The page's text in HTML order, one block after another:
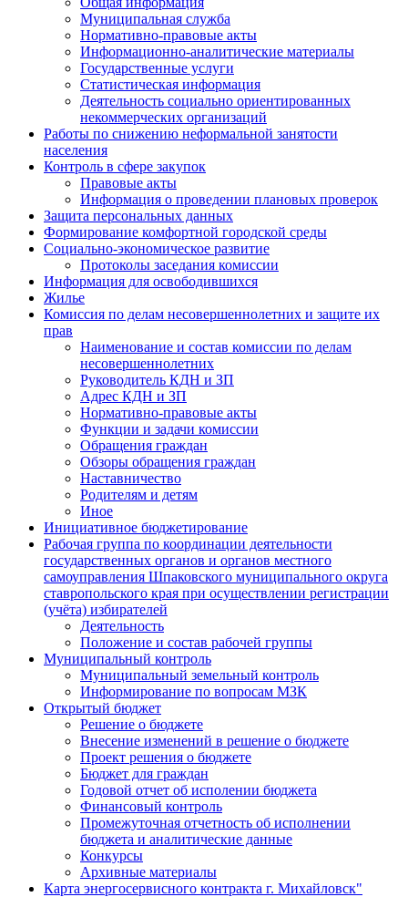
Муниципальная служба
Нормативно-правовые акты
Информационно-аналитические материалы
Государственные услуги
Статистическая информация
Деятельность социально ориентированных
некоммерческих организаций
Работы по снижению неформальной занятости
населения
Контроль в сфере закупок
Правовые акты
Информация о проведении плановых проверок
Защита персональных данных
Формирование комфортной городской среды
Социально-экономическое развитие
Протоколы заседания комиссии
Информация для освободившихся
Жилье
Комиссия по делам несовершеннолетних и защите их
прав
Наименование и состав комиссии по делам
несовершеннолетних
Руководитель КДН и ЗП
Адрес КДН и ЗП
Нормативно-правовые акты
Функции и задачи комиссии
Обращения граждан
Обзоры обращения граждан
Наставничество
Родителям и детям
Иное
Инициативное бюджетирование
Рабочая группа по координации деятельности
государственных органов и органов местного
самоуправления Шпаковского муниципального округа
ставропольского края при осуществлении регистрации
(учёта) избирателей
Деятельность
Положение и состав рабочей группы
Муниципальный контроль
Муниципальный земельный контроль
Информирование по вопросам МЗК
Открытый бюджет
Решение о бюджете
Внесение изменений в решение о бюджете
Проект решения о бюджете
Бюджет для граждан
Годовой отчет об исполении бюджета
Финансовый контроль
Промежуточная отчетность об исполнении
бюджета и аналитические данные
Конкурсы
Архивные материалы
Карта энергосервисного контракта г. Михайловск"